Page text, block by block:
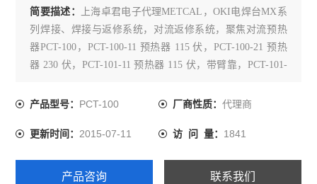
简要描述：
上海卓君电子代理METCAL，OKI电焊台MX系
列焊接、焊接与返修系统，对流返修系统，聚焦对流预热
器PCT-100，PCT-100-11 预热器 115 伏，PCT-100-21 预热
器 230 伏，PCT-101-11 预热器 115 伏，带臂靠，PCT-101-
臂靠和线路板支架，PCT-102-21 预热器 230
产品型号： PCT-100 厂商性质： 代理商
更新时间：2015-07-11 访 问 量： 1841
产品咨询 联系我们